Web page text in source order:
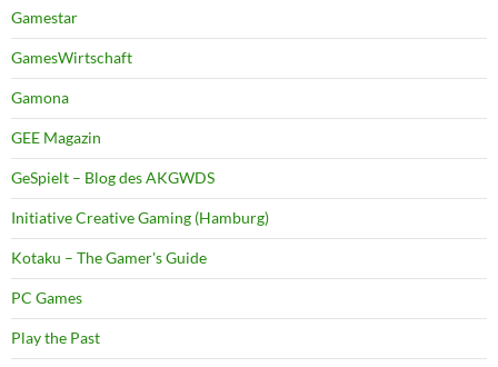
Gamestar
GamesWirtschaft
Gamona
GEE Magazin
GeSpielt – Blog des AKGWDS
Initiative Creative Gaming (Hamburg)
Kotaku – The Gamer's Guide
PC Games
Play the Past